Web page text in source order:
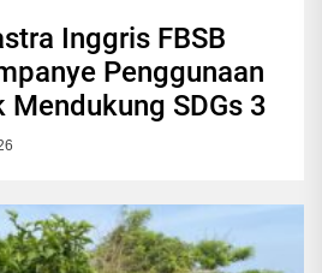
Inggris FBSB
Penggunaan
SDGs 3